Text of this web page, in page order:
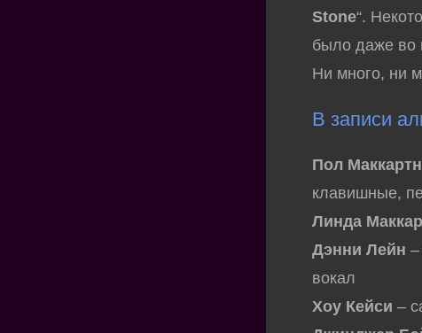
Stone“.
было даже во
Ни много, ни
В записи
Пол
клавишные,
Линда
Дэнни Лейн –
вокал
Хоу Кейси –